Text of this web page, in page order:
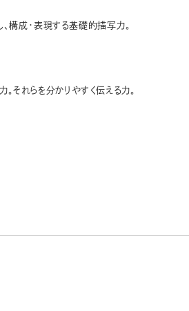
構成・表現する基礎的描写力。
それらを分かりやすく伝える力。